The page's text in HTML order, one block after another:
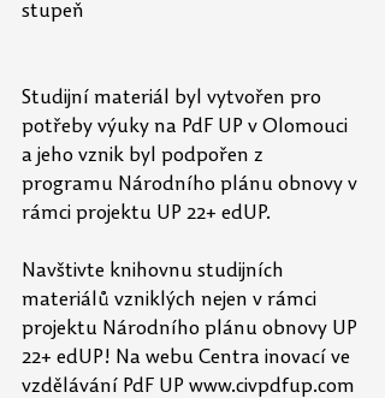
stupeň
Studijní materiál byl vytvořen pro
potřeby výuky na PdF UP v Olomouci
a jeho vznik byl podpořen z
programu Národního plánu obnovy v
rámci projektu UP 22+ edUP.
Navštivte knihovnu studijních
materiálů vzniklých nejen v rámci
projektu Národního plánu obnovy UP
22+ edUP! Na webu Centra inovací ve
vzdělávání PdF UP www.civpdfup.com